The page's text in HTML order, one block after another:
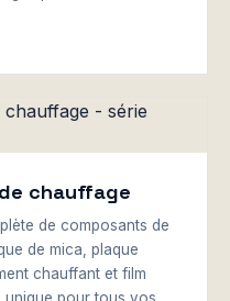
chauffage
de composants de
de mica, plaque
chauffant et film